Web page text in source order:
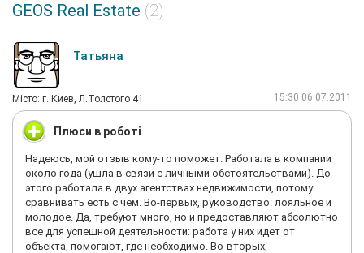
GEOS Real Estate (2)
Татьяна
Мiсто: г. Киев, Л.Толстого 41 15:30 06.07.2011
Плюси в роботі
Надеюсь, мой отзыв кому-то поможет. Работала в компании
около года (ушла в связи с личными обстоятельствами). До
этого работала в двух агентствах недвижимости, потому
сравнивать есть с чем. Во-первых, руководство: лояльное и
молодое. Да, требуют много, но и предоставляют абсолютно
все для успешной деятельности: работа у них идет от
объекта, помогают, где необходимо. Во-вторых,